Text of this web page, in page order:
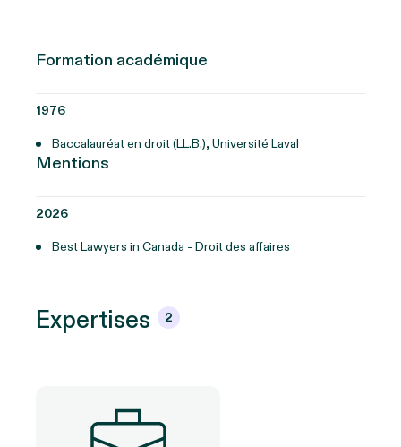
Formation académique
1976
Baccalauréat en droit (LL.B.), Université Laval
Mentions
2026
Best Lawyers in Canada - Droit des affaires
Expertises 2